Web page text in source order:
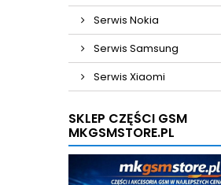
Serwis Nokia
Serwis Samsung
Serwis Xiaomi
SKLEP CZĘŚCI GSM
MKGSMSTORE.PL